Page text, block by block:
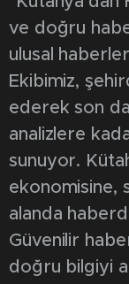
ve doğru
ulusal
Ekibimiz,
ederek son
analizlere
sunuyor.
ekonomisine,
alanda
Güvenilir
doğru bilgiyi